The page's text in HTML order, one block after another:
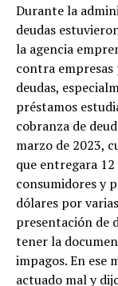
Durante la
deudas
la agencia
contra
deudas,
préstamos
cobranza de
marzo de 2023,
que entregara
consumidores y
dólares por
presentación de
tener la
impagos. En ese
actuado mal y